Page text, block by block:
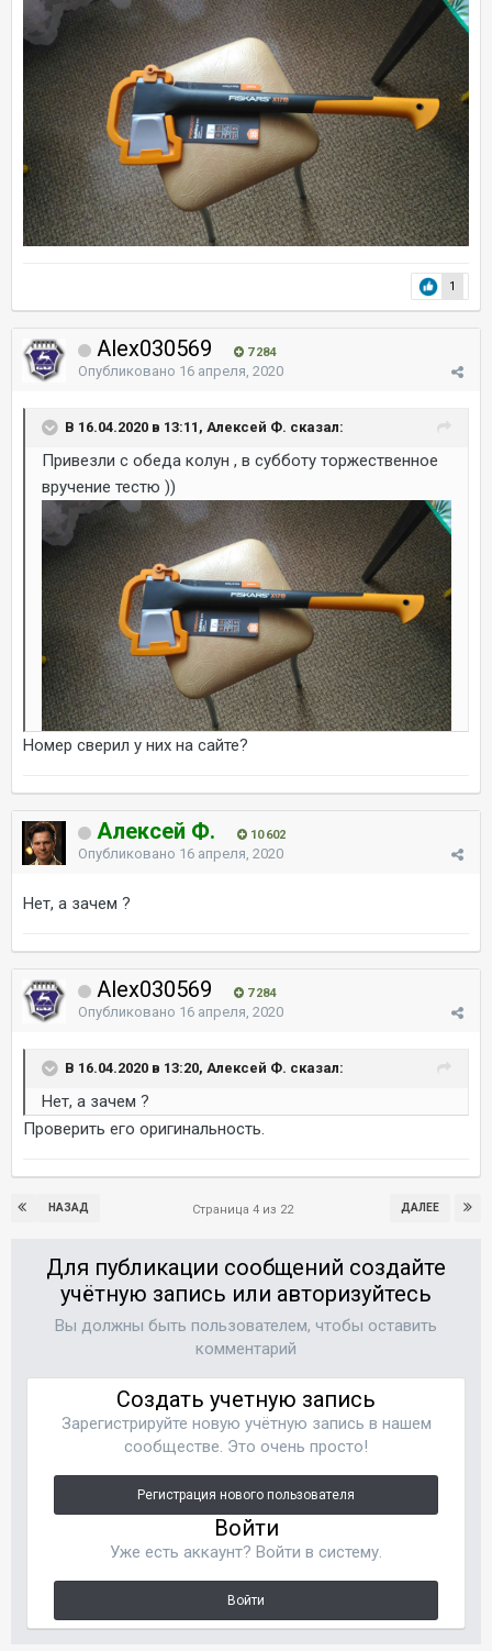
1
Alex030569 7 284
Опубликовано 16 апреля, 2020
В 16.04.2020 в 13:11, Алексей Ф. сказал:
Привезли с обеда колун , в субботу торжественное
вручение тестю ))
Номер сверил у них на сайте?
Алексей Ф. 10 602
Опубликовано 16 апреля, 2020
Нет, а зачем ?
Alex030569 7 284
Опубликовано 16 апреля, 2020
В 16.04.2020 в 13:20, Алексей Ф. сказал:
Нет, а зачем ?
Проверить его оригинальность.
НАЗАД ДАЛЕЕ
Страница 4 из 22
Для публикации сообщений создайте
учётную запись или авторизуйтесь
Вы должны быть пользователем, чтобы оставить
комментарий
Создать учетную запись
Зарегистрируйте новую учётную запись в нашем
сообществе. Это очень просто!
Регистрация нового пользователя
Войти
Уже есть аккаунт? Войти в систему.
Войти